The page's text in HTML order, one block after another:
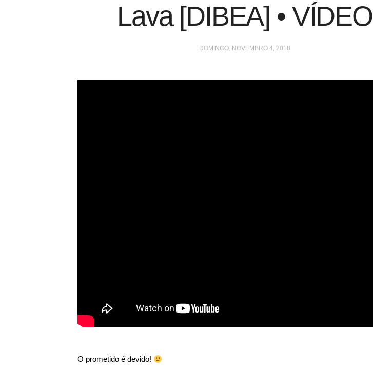
Lava [DIBEA] • VÍDEO
DOMINGO, NOVEMBRO 4, 2018
O prometido é devido!